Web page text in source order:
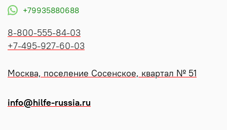
+79935880688
8-800-555-84-03
+7-495-927-60-03
Москва, поселение Сосенское, квартал № 51
info@hilfe-russia.ru